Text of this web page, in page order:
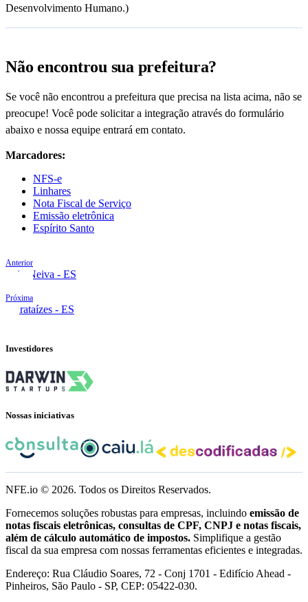
Desenvolvimento Humano.)
Não encontrou sua prefeitura?
Se você não encontrou a prefeitura que precisa na lista acima, não se
preocupe! Você pode solicitar a integração através do formulário
abaixo e nossa equipe entrará em contato.
Marcadores:
NFS-e
Linhares
Nota Fiscal de Serviço
Emissão eletrônica
Espírito Santo
Anterior
João Neiva - ES
Próxima
Marataízes - ES
Investidores
Nossas iniciativas
NFE.io © 2026. Todos os Direitos Reservados.
Fornecemos soluções robustas para empresas, incluindo emissão de
notas fiscais eletrônicas, consultas de CPF, CNPJ e notas fiscais,
além de cálculo automático de impostos. Simplifique a gestão
fiscal da sua empresa com nossas ferramentas eficientes e integradas.
Endereço: Rua Cláudio Soares, 72 - Conj 1701 - Edifício Ahead -
Pinheiros, São Paulo - SP, CEP: 05422-030.